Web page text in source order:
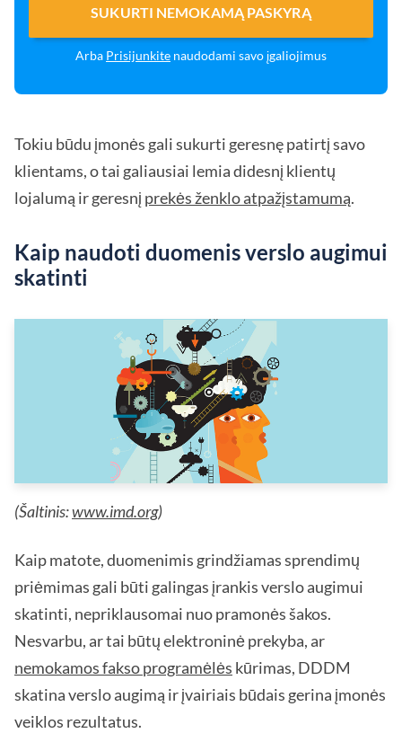
SUKURTI NEMOKAMĄ PASKYRĄ
Arba Prisijunkite naudodami savo įgaliojimus
Tokiu būdu įmonės gali sukurti geresnę patirtį savo
klientams, o tai galiausiai lemia didesnį klientų
lojalumą ir geresnį prekės ženklo atpažįstamumą.
Kaip naudoti duomenis verslo augimui
skatinti
(Šaltinis:www.imd.org)
Kaip matote, duomenimis grindžiamas sprendimų
priėmimas gali būti galingas įrankis verslo augimui
skatinti, nepriklausomai nuo pramonės šakos.
Nesvarbu, ar tai būtų elektroninė prekyba, ar
nemokamos fakso programėlės kūrimas, DDDM
skatina verslo augimą ir įvairiais būdais gerina įmonės
veiklos rezultatus.